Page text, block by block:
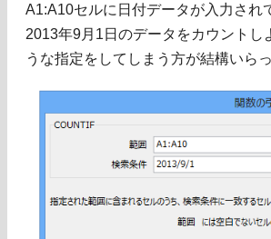
A1:A10セルに日付データが入力され
2013年9月1日のデータをカウントし
うな指定をしてしまう方が結構いら